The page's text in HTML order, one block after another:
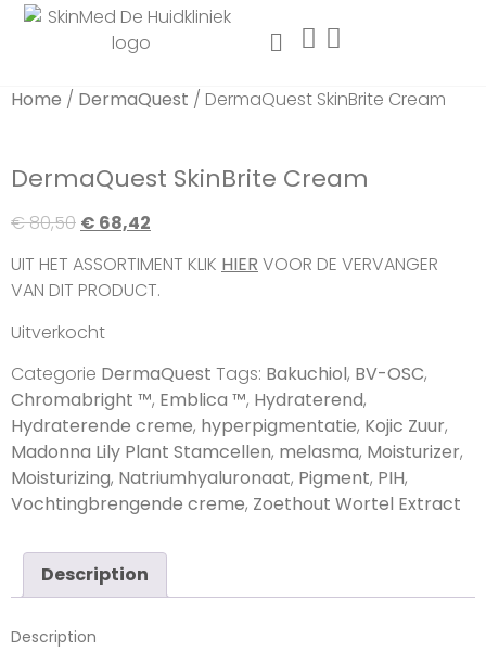
Home / DermaQuest / DermaQuest SkinBrite Cream
Uitverkocht
DermaQuest SkinBrite Cream
€80,50 € 68,42
UIT HET ASSORTIMENT KLIK HIER VOOR DE VERVANGER
VAN DIT PRODUCT.
Uitverkocht
Categorie DermaQuest Tags: Bakuchiol, BV-OSC,
Chromabright ™, Emblica ™, Hydraterend,
Hydraterende creme, hyperpigmentatie, Kojic Zuur,
Madonna Lily Plant Stamcellen, melasma, Moisturizer,
Moisturizing, Natriumhyaluronaat, Pigment, PIH,
Vochtingbrengende creme, Zoethout Wortel Extract
Description
Description